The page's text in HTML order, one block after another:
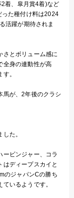
着、皐月賞4着)など
た種付け料は2024
活躍が期待されま
さとボリューム感に
全身の連動性が高
。
馬が、2年後のクラシ
た。
ービンジャー、コラ
はディープスカイと
のジャパンCの勝ち
いるようです。